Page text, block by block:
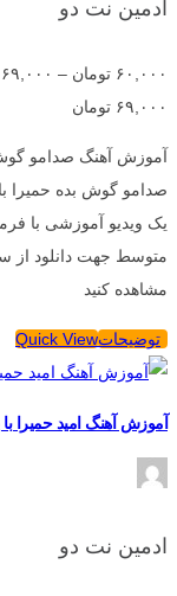
ادمین نت دو
۶۰,۰۰۰ تومان – ۶۹,۰۰۰
۶۹,۰۰۰ تومان
آموزش آهنگ صدامو گوش
صدامو گوش بده حمیرا
متوسط جهت دانلود از
مشاهده کنید
توضیحاتQuick View
آموزش آهنگ امید حمیرا با
ادمین نت دو